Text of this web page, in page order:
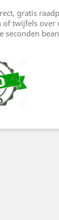
gratis
of twijfels over
seconden